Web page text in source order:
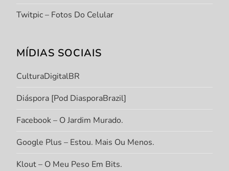
Twitpic – Fotos Do Celular
MÍDIAS SOCIAIS
CulturaDigitalBR
Diáspora [Pod DiasporaBrazil]
Facebook – O Jardim Murado.
Google Plus – Estou. Mais Ou Menos.
Klout – O Meu Peso Em Bits.